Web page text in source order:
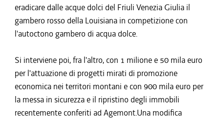
eradicare dalle acque dolci del Friuli Venezia Giulia il
gambero rosso della Louisiana in competizione con
l'autoctono gambero di acqua dolce.
Si interviene poi, fra l'altro, con 1 milione e 50 mila euro
per l'attuazione di progetti mirati di promozione
economica nei territori montani e con 900 mila euro per
la messa in sicurezza e il ripristino degli immobili
recentemente conferiti ad Agemont.Una modifica